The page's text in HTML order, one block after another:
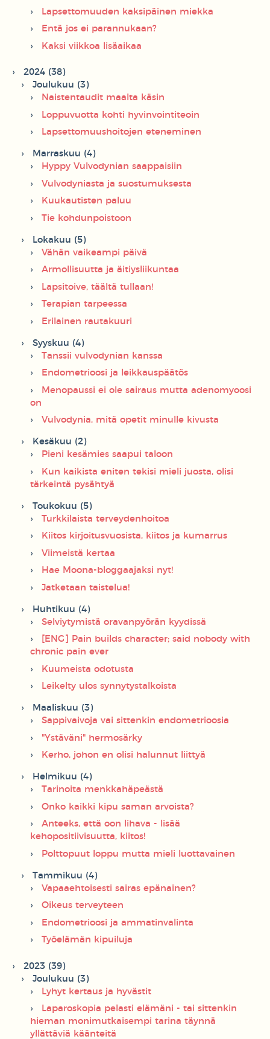
Lapsettomuuden kaksipäinen miekka
Entä jos ei parannukaan?
Kaksi viikkoa lisäaikaa
2024 (38)
Joulukuu (3)
Naistentaudit maalta käsin
Loppuvuotta kohti hyvinvointiteoin
Lapsettomuushoitojen eteneminen
Marraskuu (4)
Hyppy Vulvodynian saappaisiin
Vulvodyniasta ja suostumuksesta
Kuukautisten paluu
Tie kohdunpoistoon
Lokakuu (5)
Vähän vaikeampi päivä
Armollisuutta ja äitiysliikuntaa
Lapsitoive, täältä tullaan!
Terapian tarpeessa
Erilainen rautakuuri
Syyskuu (4)
Tanssii vulvodynian kanssa
Endometrioosi ja leikkauspäätös
Menopaussi ei ole sairaus mutta adenomyoosi
on
Vulvodynia, mitä opetit minulle kivusta
Kesäkuu (2)
Pieni kesämies saapui taloon
Kun kaikista eniten tekisi mieli juosta, olisi
tärkeintä pysähtyä
Toukokuu (5)
Turkkilaista terveydenhoitoa
Kiitos kirjoitusvuosista, kiitos ja kumarrus
Viimeistä kertaa
Hae Moona-bloggaajaksi nyt!
Jatketaan taistelua!
Huhtikuu (4)
Selviytymistä oravanpyörän kyydissä
[ENG] Pain builds character; said nobody with
chronic pain ever
Kuumeista odotusta
Leikelty ulos synnytystalkoista
Maaliskuu (3)
Sappivaivoja vai sittenkin endometrioosia
"Ystäväni" hermosärky
Kerho, johon en olisi halunnut liittyä
Helmikuu (4)
Tarinoita menkkahäpeästä
Onko kaikki kipu saman arvoista?
Anteeks, että oon lihava - lisää
kehopositiivisuutta, kiitos!
Polttopuut loppu mutta mieli luottavainen
Tammikuu (4)
Vapaaehtoisesti sairas epänainen?
Oikeus terveyteen
Endometrioosi ja ammatinvalinta
Työelämän kipuiluja
2023 (39)
Joulukuu (3)
Lyhyt kertaus ja hyvästit
Laparoskopia pelasti elämäni - tai sittenkin
hieman monimutkaisempi tarina täynnä
yllättäviä käänteitä